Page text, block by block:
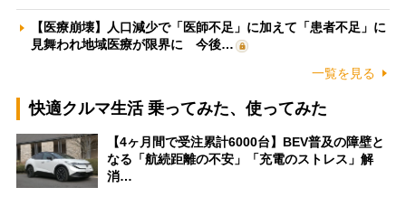
【医療崩壊】人口減少で「医師不足」に加えて「患者不足」に
見舞われ地域医療が限界に 今後…
一覧を見る
快適クルマ生活 乗ってみた、使ってみた
【4ヶ月間で受注累計6000台】BEV普及の障壁と
なる「航続距離の不安」「充電のストレス」解
消…